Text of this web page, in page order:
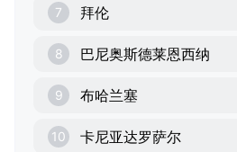
7 拜伦
8 巴尼奥斯德莱恩西纳
9 布哈兰塞
10 卡尼亚达罗萨尔